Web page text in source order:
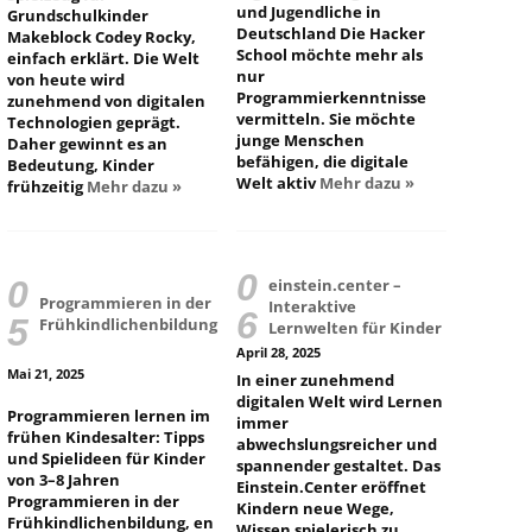
Grundschulkinder
Makeblock Codey Rocky,
einfach erklärt. Die Welt
von heute wird
zunehmend von digitalen
Technologien geprägt.
Daher gewinnt es an
Bedeutung, Kinder
frühzeitigMehr dazu »
und Jugendliche in
Deutschland Die Hacker
School möchte mehr als
nur
Programmierkenntnisse
vermitteln. Sie möchte
junge Menschen
befähigen, die digitale
Welt aktivMehr dazu »
Programmieren in der
Frühkindlichenbildung
Mai 21, 2025
Programmieren lernen im
frühen Kindesalter: Tipps
und Spielideen für Kinder
von 3–8 Jahren
Programmieren in der
Frühkindlichenbildung, en
einstein.center –
Interaktive
Lernwelten für Kinder
April 28, 2025
In einer zunehmend
digitalen Welt wird Lernen
immer
abwechslungsreicher und
spannender gestaltet. Das
Einstein.Center eröffnet
Kindern neue Wege,